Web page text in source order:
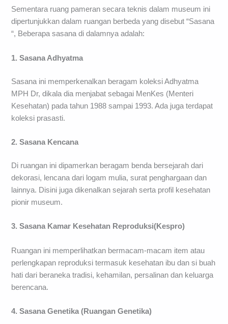
Sementara ruang pameran secara teknis dalam museum ini
dipertunjukkan dalam ruangan berbeda yang disebut “Sasana
“, Beberapa sasana di dalamnya adalah:
1. Sasana Adhyatma
Sasana ini memperkenalkan beragam koleksi Adhyatma
MPH Dr, dikala dia menjabat sebagai MenKes (Menteri
Kesehatan) pada tahun 1988 sampai 1993. Ada juga terdapat
koleksi prasasti.
2. Sasana Kencana
Di ruangan ini dipamerkan beragam benda bersejarah dari
dekorasi, lencana dari logam mulia, surat penghargaan dan
lainnya. Disini juga dikenalkan sejarah serta profil kesehatan
pionir museum.
3. Sasana Kamar Kesehatan Reproduksi(Kespro)
Ruangan ini memperlihatkan bermacam-macam item atau
perlengkapan reproduksi termasuk kesehatan ibu dan si buah
hati dari beraneka tradisi, kehamilan, persalinan dan keluarga
berencana.
4. Sasana Genetika (Ruangan Genetika)